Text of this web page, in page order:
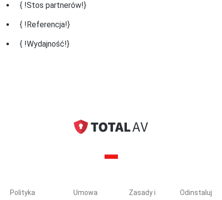
{ !Stos partnerów!}
{ !Referencja!}
{ !Wydajność!}
Polityka
Umowa
Zasady i
Odinstaluj